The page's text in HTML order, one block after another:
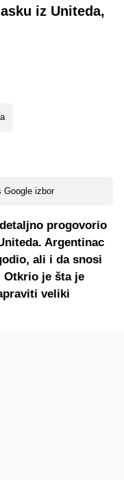
iz Uniteda,
Google izbor
progovorio
Argentinac
ali i da snosi
Otkrio je šta je
veliki